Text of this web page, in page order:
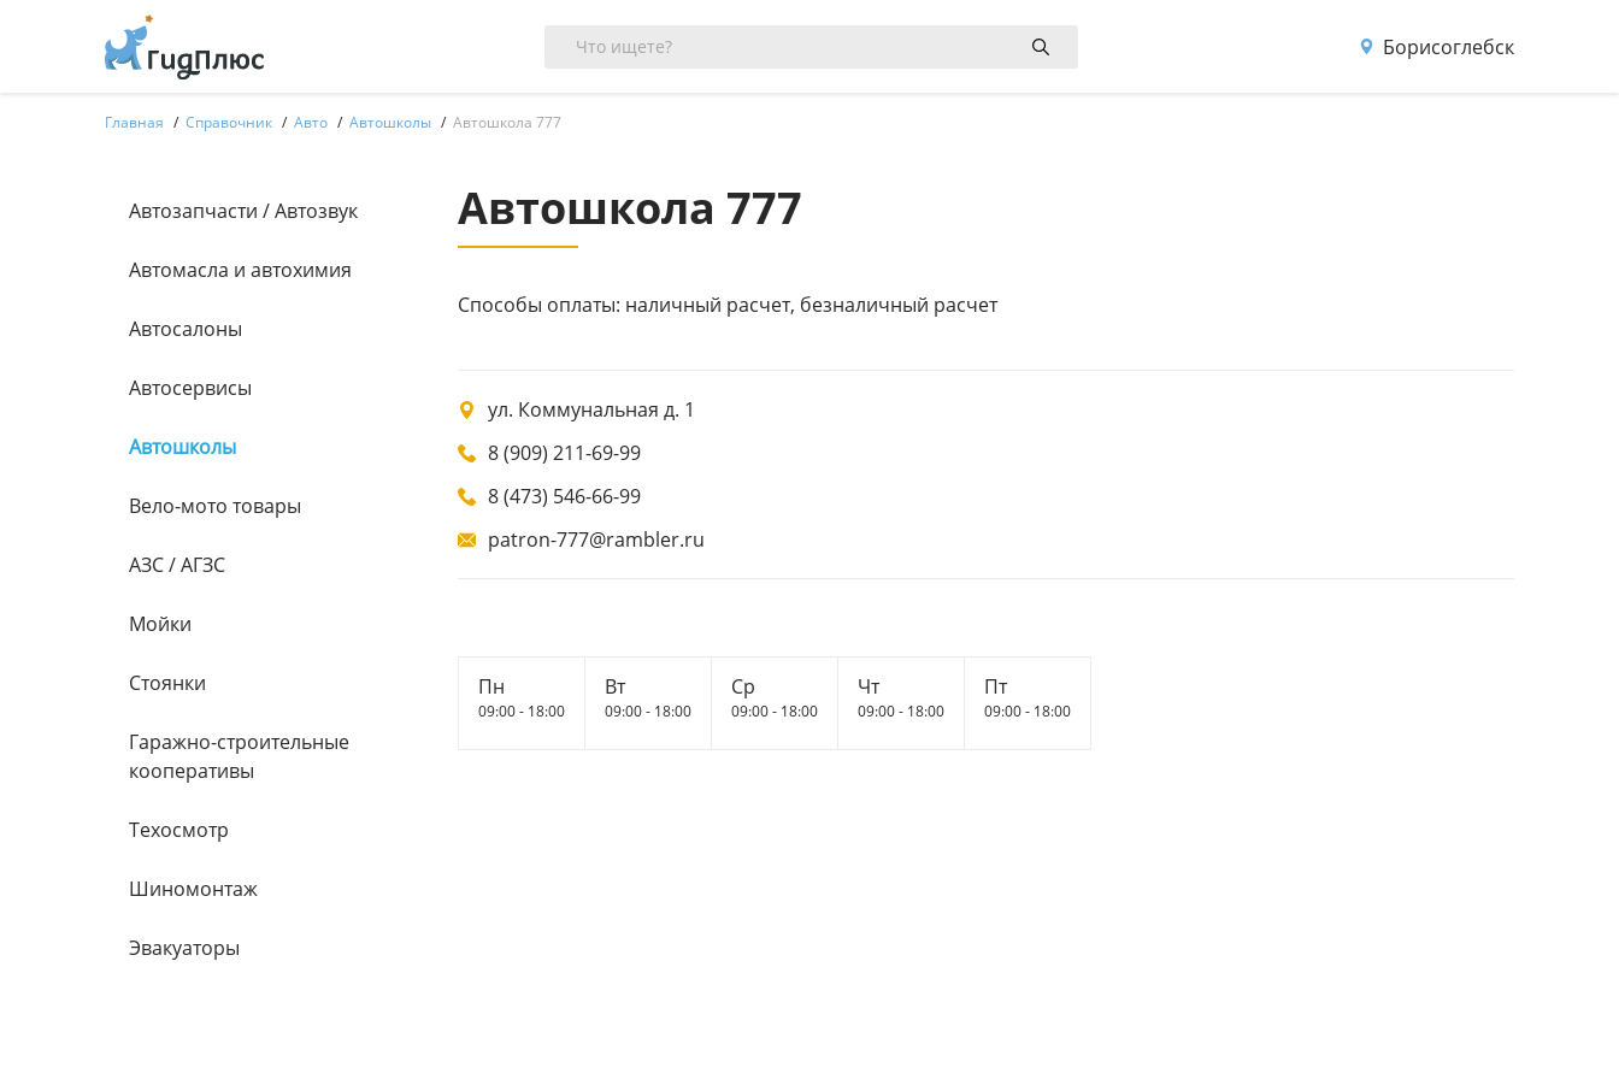
Борисоглебск
Главная Справочник Авто Автошколы Автошкола 777
Автозапчасти / Автозвук
Автомасла и автохимия
Автосалоны
Автосервисы
Автошколы
Вело-мото товары
АЗС / АГЗС
Мойки
Стоянки
Гаражно-строительные
кооперативы
Техосмотр
Шиномонтаж
Эвакуаторы
Автошкола 777
Способы оплаты: наличный расчет, безналичный расчет
ул. Коммунальная д. 1
8 (909) 211-69-99
8 (473) 546-66-99
patron-777@rambler.ru
Пн
09:00 - 18:00
Вт
09:00 - 18:00
Ср
09:00 - 18:00
Чт
09:00 - 18:00
Пт
09:00 - 18:00